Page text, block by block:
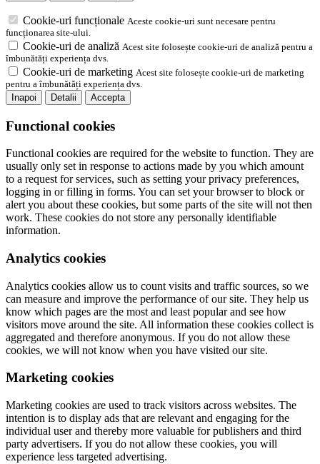
Cookie-uri funcționale Aceste cookie-uri sunt necesare pentru
funcționarea site-ului.
Cookie-uri de analiză Acest site folosește cookie-uri de analiză pentru a
îmbunătăți experiența dvs.
Cookie-uri de marketing Acest site folosește cookie-uri de marketing
pentru a îmbunătăți experiența dvs.
Inapoi
Detalii Accepta
Functional cookies
Functional cookies are required for the website to function. They are
usually only set in response to actions made by you which amount
to a request for services, such as setting your privacy preferences,
logging in or filling in forms. You can set your browser to block or
alert you about these cookies, but some parts of the site will not then
work. These cookies do not store any personally identifiable
information.
Analytics cookies
Analytics cookies allow us to count visits and traffic sources, so we
can measure and improve the performance of our site. They help us
know which pages are the most and least popular and see how
visitors move around the site. All information these cookies collect is
aggregated and therefore anonymous. If you do not allow these
cookies, we will not know when you have visited our site.
Marketing cookies
Marketing cookies are used to track visitors across websites. The
intention is to display ads that are relevant and engaging for the
individual user and thereby more valuable for publishers and third
party advertisers. If you do not allow these cookies, you will
experience less targeted advertising.